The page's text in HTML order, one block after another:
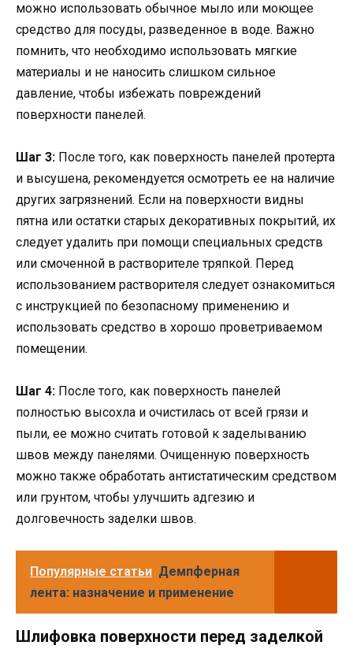
можно использовать обычное мыло или моющее
средство для посуды, разведенное в воде. Важно
помнить, что необходимо использовать мягкие
материалы и не наносить слишком сильное
давление, чтобы избежать повреждений
поверхности панелей.
Шаг 3: После того, как поверхность панелей протерта
и высушена, рекомендуется осмотреть ее на наличие
других загрязнений. Если на поверхности видны
пятна или остатки старых декоративных покрытий, их
следует удалить при помощи специальных средств
или смоченной в растворителе тряпкой. Перед
использованием растворителя следует ознакомиться
с инструкцией по безопасному применению и
использовать средство в хорошо проветриваемом
помещении.
Шаг 4: После того, как поверхность панелей
полностью высохла и очистилась от всей грязи и
пыли, ее можно считать готовой к заделыванию
швов между панелями. Очищенную поверхность
можно также обработать антистатическим средством
или грунтом, чтобы улучшить адгезию и
долговечность заделки швов.
Популярные статьи Демпферная
лента: назначение и применение
Шлифовка поверхности перед заделкой